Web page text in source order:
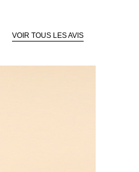
VOIR TOUS LES AVIS